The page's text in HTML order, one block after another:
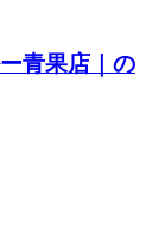
青果店｜の